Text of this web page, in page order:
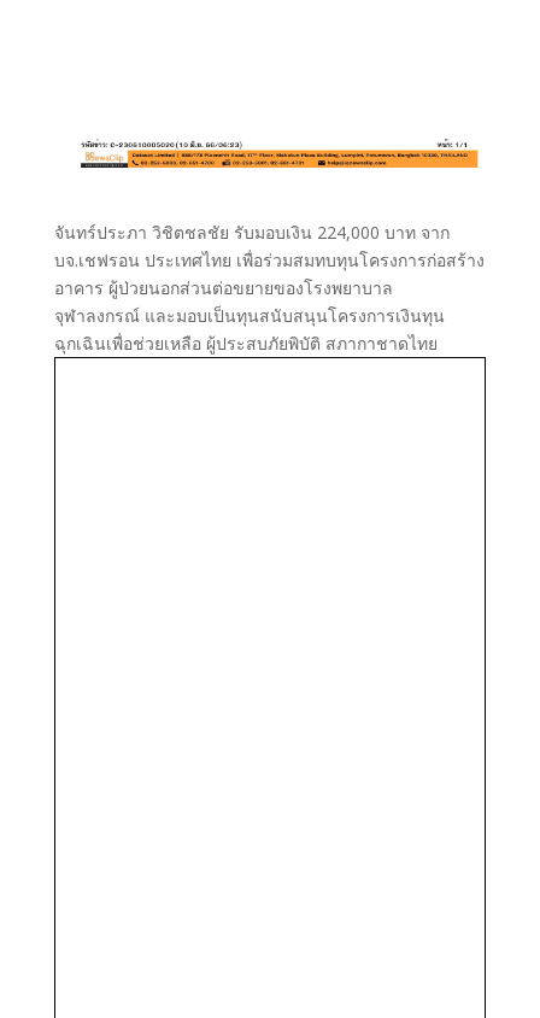
จันทร์ประภา วิชิตชลชัย รับมอบเงิน 224,000 บาท จาก
บจ.เชฟรอน ประเทศไทย เพื่อร่วมสมทบทุนโครงการก่อสร้าง
อาคาร ผู้ป่วยนอกส่วนต่อขยายของโรงพยาบาล
จุฬาลงกรณ์ และมอบเป็นทุนสนับสนุนโครงการเงินทุน
ฉุกเฉินเพื่อช่วยเหลือ ผู้ประสบภัยพิบัติ สภากาชาดไทย